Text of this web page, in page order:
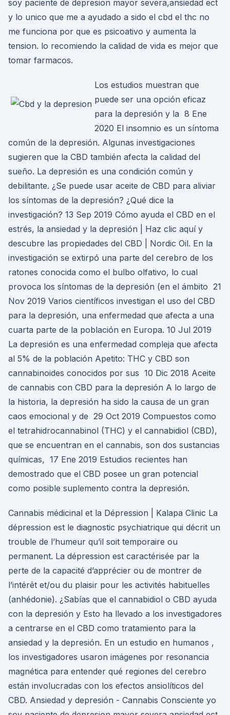
soy paciente de depresion mayor severa,ansiedad ect
y lo unico que me a ayudado a sido el cbd el thc no
me funciona por que es psicoativo y aumenta la
tension. lo recomiendo la calidad de vida es mejor que
tomar farmacos.
Los estudios muestran que
puede ser una opción eficaz
para la depresión y la 8 Ene
2020 El insomnio es un síntoma
común de la depresión. Algunas investigaciones
sugieren que la CBD también afecta la calidad del
sueño. La depresión es una condición común y
debilitante. ¿Se puede usar aceite de CBD para aliviar
los síntomas de la depresión? ¿Qué dice la
investigación? 13 Sep 2019 Cómo ayuda el CBD en el
estrés, la ansiedad y la depresión | Haz clic aquí y
descubre las propiedades del CBD | Nordic Oil. En la
investigación se extirpó una parte del cerebro de los
ratones conocida como el bulbo olfativo, lo cual
provoca los síntomas de la depresión (en el ámbito 21
Nov 2019 Varios científicos investigan el uso del CBD
para la depresión, una enfermedad que afecta a una
cuarta parte de la población en Europa. 10 Jul 2019
La depresión es una enfermedad compleja que afecta
al 5% de la población Apetito: THC y CBD son
cannabinoides conocidos por sus 10 Dic 2018 Aceite
de cannabis con CBD para la depresión A lo largo de
la historia, la depresión ha sido la causa de un gran
caos emocional y de 29 Oct 2019 Compuestos como
el tetrahidrocannabinol (THC) y el cannabidiol (CBD),
que se encuentran en el cannabis, son dos sustancias
químicas, 17 Ene 2019 Estudios recientes han
demostrado que el CBD posee un gran potencial
como posible suplemento contra la depresión.
Cannabis médicinal et la Dépression | Kalapa Clinic La
dépression est le diagnostic psychiatrique qui décrit un
trouble de l’humeur qu’il soit temporaire ou
permanent. La dépression est caractérisée par la
perte de la capacité d’apprécier ou de montrer de
l’intérêt et/ou du plaisir pour les activités habituelles
(anhédonie). ¿Sabías que el cannabidiol o CBD ayuda
con la depresión y Esto ha llevado a los investigadores
a centrarse en el CBD como tratamiento para la
ansiedad y la depresión. En un estudio en humanos ,
los investigadores usaron imágenes por resonancia
magnética para entender qué regiones del cerebro
están involucradas con los efectos ansiolíticos del
CBD. Ansiedad y depresión - Cannabis Consciente yo